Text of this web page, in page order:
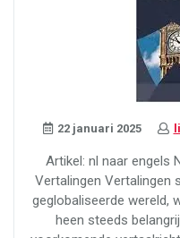
22 januari 2025
Artikel: nl naar engels
Vertalingen Vertalingen
geglobaliseerde wereld,
heen steeds